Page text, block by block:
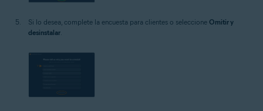
Si lo desea, complete la encuesta para clientes o seleccione Omitir y
desinstalar